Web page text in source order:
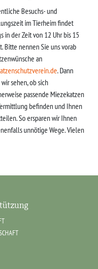
Besuchs- und
im Tierheim findet
in der Zeit von 12 Uhr bis 15
Bitte nennen Sie uns vorab
an
. Dann
sehen, ob sich
passende Miezekatzen
befinden und Ihnen
So ersparen wir Ihnen
unnötige Wege. Vielen